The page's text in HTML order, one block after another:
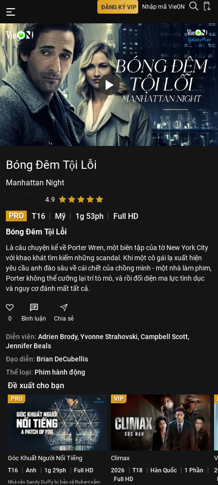
ĐĂNG KÝ VIP Nhập mã VieON
Bóng Đêm Tội Lỗi
Manhattan Night
4.9
PRO T16 Mỹ 1g 53ph
Full HD
Bóng Đêm Tội Lỗi
Là câu chuyện kể về Porter Wren, một biên tập của tờ New York City
với khao khát tìm kiếm những scandal. Khi một cô gái lạ xuất hiện
yêu cầu anh đào sâu về cái chết của chồng mình - một nhà làm phim,
Porter không thể cưỡng lại trí tò mò, và rồi đối diện ma lực tình dục
và nguy cơ đánh mất tất cả.
0 Bình luận Chia sẻ
Diễn viên: Adrien Brody,Yvonne Strahovski,Campbell Scott,
Jennifer Beals
Đạo diễn: Brian DeCubellis
Thể loại: Phim hành động
Đề xuất cho bạn
PRO
Góc Khuất Người Nổi Tiếng
T16 Anh 1g 29ph Full HD
Nhà văn Sandy Duffy bị bảo vệ Robert nắm
VIP
Climax
2026 T18 Hàn Quốc
1 Phần
Full HD